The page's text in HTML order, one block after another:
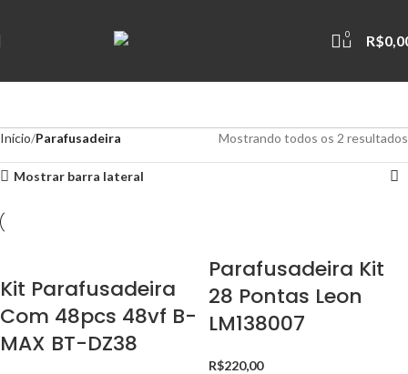
0 R$
Início Parafusadeira Mostrando todos os 2 resultados
Mostrar barra lateral
Kit Parafusadeira
Com 48pcs 48vf B-
MAX BT-DZ38
Parafusadeira Kit
28 Pontas Leon
LM138007
R$220,00